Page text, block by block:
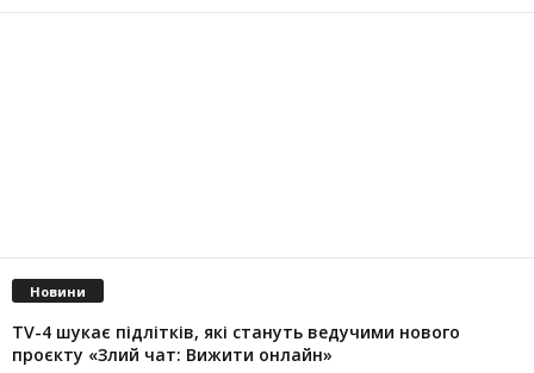
Новини
TV-4 шукає підлітків, які стануть ведучими нового
проєкту «Злий чат: Вижити онлайн»